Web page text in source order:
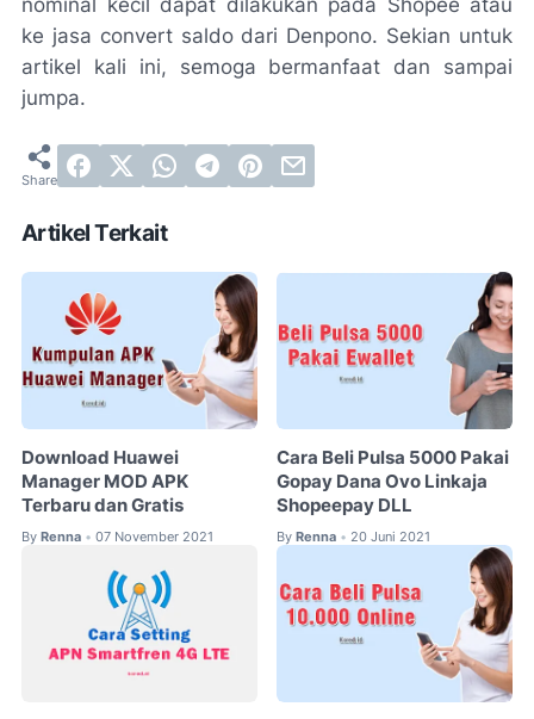
nominal kecil dapat dilakukan pada Shopee atau
ke jasa convert saldo dari Denpono. Sekian untuk
artikel kali ini, semoga bermanfaat dan sampai
jumpa.
Artikel Terkait
Download Huawei
Manager MOD APK
Terbaru dan Gratis
By Renna • 07 November 2021
Cara Beli Pulsa 5000 Pakai
Gopay Dana Ovo Linkaja
Shopeepay DLL
By Renna • 20 Juni 2021